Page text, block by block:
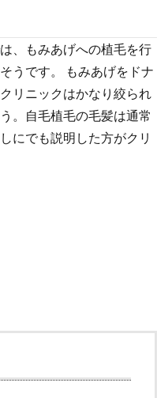
、もみあげへの植毛を行
うです。 もみあげをドナ
リニックはかなり絞られ
。自毛植毛の毛髪は通常
にでも説明した方がクリ